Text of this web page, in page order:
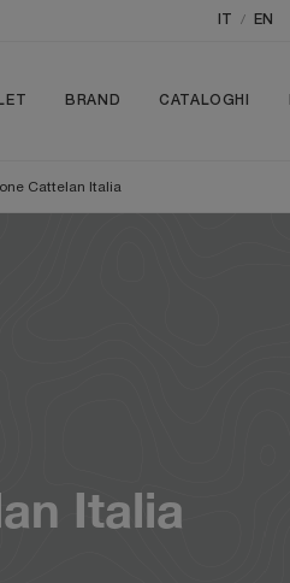
/ EN
BRAND CATALOGHI
Cattelan Italia
Italia